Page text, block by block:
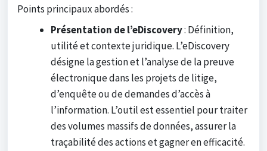
Points principaux abordés :
Présentation de l’eDiscovery: Définition,
utilité et contexte juridique. L’eDiscovery
désigne la gestion et l’analyse de la preuve
électronique dans les projets de litige,
d’enquête ou de demandes d’accès à
l’information. L’outil est essentiel pour traiter
des volumes massifs de données, assurer la
traçabilité des actions et gagner en efficacité.